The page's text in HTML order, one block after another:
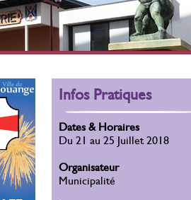
Infos Pratiques
Dates & Horaires
Du 21 au 25 Juillet 2018
Organisateur
Municipalité